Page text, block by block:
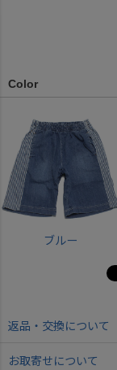
Color
ブルー
返品・交換について
お取寄せについて